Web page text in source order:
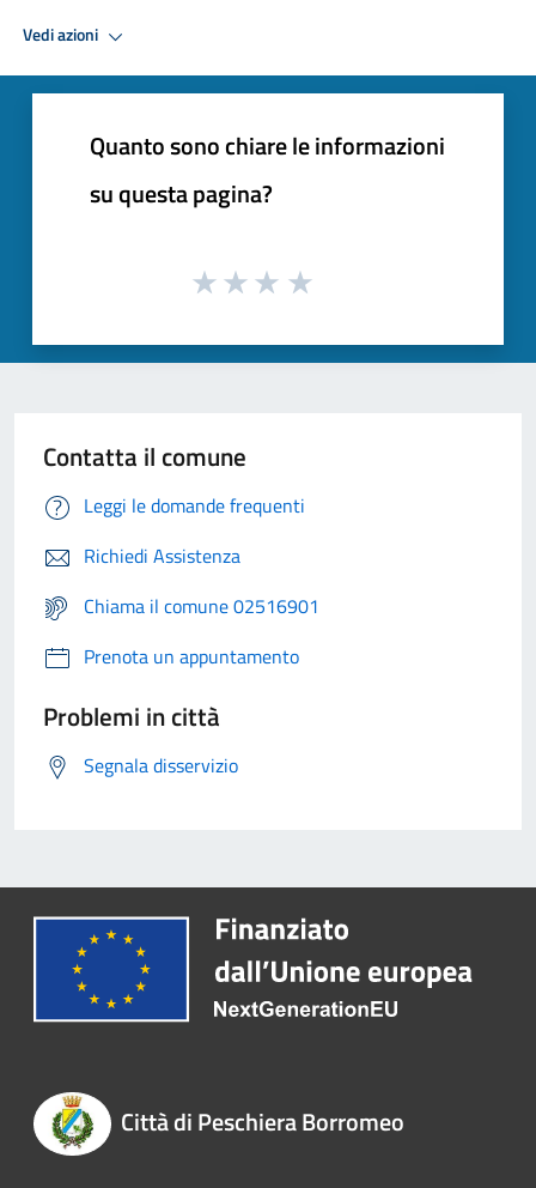
Vedi azioni
Quanto sono chiare le informazioni
su questa pagina?
Contatta il comune
Leggi le domande frequenti
Richiedi Assistenza
Chiama il comune 02516901
Prenota un appuntamento
Problemi in città
Segnala disservizio
Città di Peschiera Borromeo